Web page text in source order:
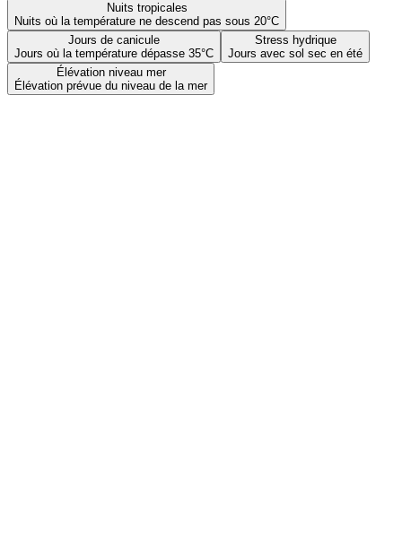
Nuits tropicales
Nuits où la température ne descend pas sous 20°C
Jours de canicule
Jours où la température dépasse 35°C
Stress hydrique
Jours avec sol sec en été
Élévation niveau mer
Élévation prévue du niveau de la mer